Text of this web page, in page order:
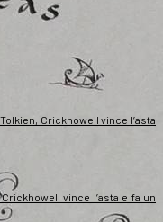
Crickhowell vince l’asta
vince l’asta e fa un